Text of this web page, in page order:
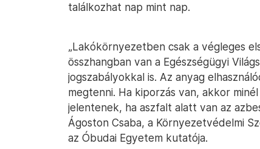
találkozhat nap mint nap.
„Lakókörnyezetben csak a végleges
összhangban van a Egészségügyi
jogszabályokkal is. Az anyag
megtenni. Ha kiporzás van, akkor
jelentenek, ha aszfalt alatt van az
Ágoston Csaba, a Környezetvédelmi
az Óbudai Egyetem kutatója.